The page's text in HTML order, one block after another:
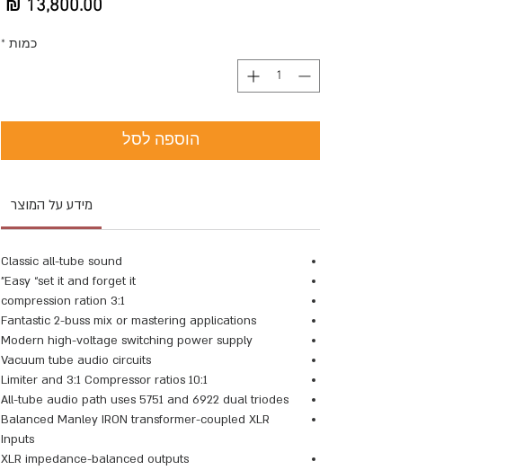
כמות *
הוספה לסל
מידע על המוצר
Classic all-tube sound
Easy “set it and forget it”
3:1 compression ration
Fantastic 2-buss mix or mastering applications
Modern high-voltage switching power supply
Vacuum tube audio circuits
10:1 Limiter and 3:1 Compressor ratios
All-tube audio path uses 5751 and 6922 dual triodes
Balanced Manley IRON transformer-coupled XLR
Inputs
XLR impedance-balanced outputs